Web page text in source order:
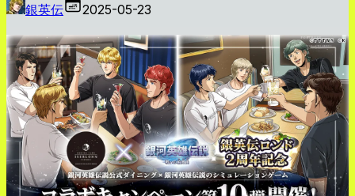
銀英伝 2025-05-23